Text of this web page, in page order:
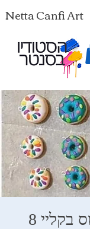
Netta Canfi Art
בקליי 8